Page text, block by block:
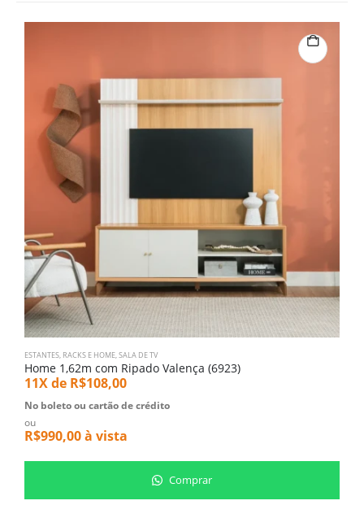
ESTANTES, RACKS E HOME,SALA DE TV
Home 1,62m com Ripado Valença (6923)
11X de R$108,00
No boleto ou cartão de crédito
ou
R$990,00à vista
Comprar